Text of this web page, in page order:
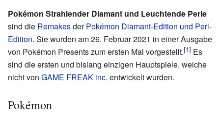
Pokémon Strahlender Diamant und Leuchtende Perle
sind die RemakesderPokémon Diamant-Edition und Perl-
Edition. Sie wurden am 26. Februar 2021 in einer Ausgabe
von Pokémon Presents zum ersten Mal vorgestellt.
Es
sind die ersten und bislang einzigen Hauptspiele, welche
nicht von GAME FREAK inc. entwickelt wurden.
Pokémon